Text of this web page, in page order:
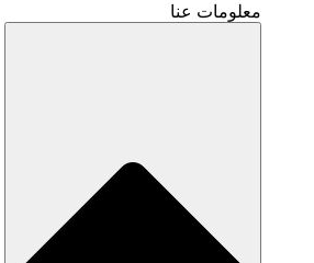
معلومات عنا